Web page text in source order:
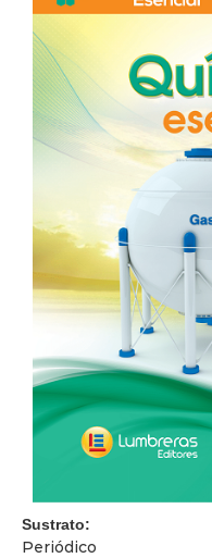
Sustrato:
Periódico